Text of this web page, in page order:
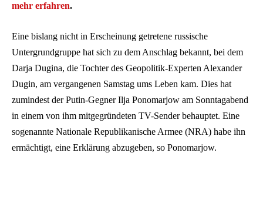
mehr erfahren.
Eine bislang nicht in Erscheinung getretene russische
Untergrundgruppe hat sich zu dem Anschlag bekannt, bei dem
Darja Dugina, die Tochter des Geopolitik-Experten Alexander
Dugin, am vergangenen Samstag ums Leben kam. Dies hat
zumindest der Putin-Gegner Ilja Ponomarjow am Sonntagabend
in einem von ihm mitgegründeten TV-Sender behauptet. Eine
sogenannte Nationale Republikanische Armee (NRA) habe ihn
ermächtigt, eine Erklärung abzugeben, so Ponomarjow.